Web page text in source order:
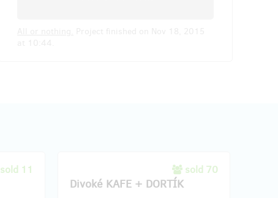
sold 11 sold 70
Divoké KAFE + DORTÍK